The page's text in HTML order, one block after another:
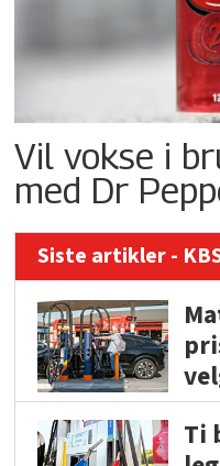
Vil vokse i
med Dr
Siste artikler -
Ti